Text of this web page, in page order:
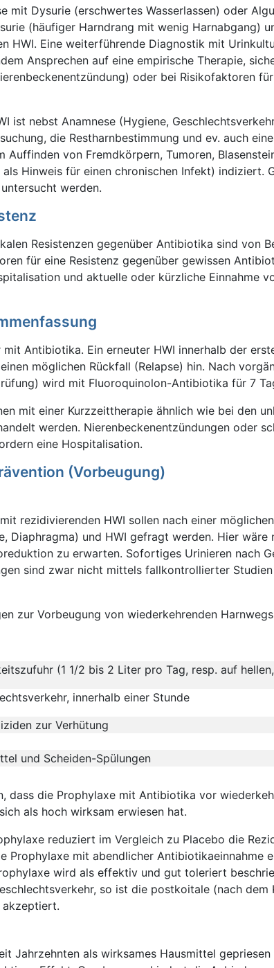
mit Dysurie (erschwertes Wasserlassen) oder
(häufiger Harndrang mit wenig Harnabgang)
HWI. Eine weiterführende Diagnostik mit
Ansprechen auf eine empirische Therapie,
oder bei Risikofaktoren
ist nebst Anamnese (Hygiene,
die Restharnbestimmung und ev. auch
Auffinden von Fremdkörpern, Tumoren,
Hinweis für einen chronischen Infekt) indiziert.
werden.
Resistenzen gegenüber Antibiotika sind von
für eine Resistenz gegenüber gewissen
und aktuelle oder kürzliche Einnahme
Antibiotika. Ein erneuter HWI innerhalb der
möglichen Rückfall (Relapse) hin. Nach
wird mit Fluoroquinolon-Antibiotika für 7
mit einer Kurzzeittherapie ähnlich wie bei den
werden. Nierenbeckenentzündungen oder
eine Hospitalisation.
(Vorbeugung)
rezidivierenden HWI sollen nach einer
Diaphragma) und HWI gefragt werden. Hier wäre
zu erwarten. Sofortiges Urinieren nach
sind zwar nicht mittels fallkontrollierter
zur Vorbeugung von wiederkehrenden
(1 1/2 bis 2 Liter pro Tag, resp. auf
innerhalb einer Stunde
zur Verhütung
und Scheiden-Spülungen
dass die Prophylaxe mit Antibiotika vor
als hoch wirksam erwiesen hat.
reduziert im Vergleich zu Placebo die
Prophylaxe mit abendlicher Antibiotikaeinnahme
wird als effektiv und gut toleriert
so ist die postkoitale (nach dem
Jahrzehnten als wirksames Hausmittel gepriesen